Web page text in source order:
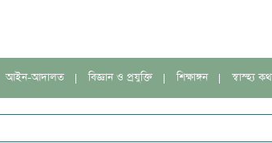
আইন-আদালত বিজ্ঞান ও প্রযুক্তি শিক্ষাঙ্গন স্বাস্হ্য